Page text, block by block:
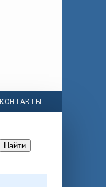
КОНТАКТЫ
Найти